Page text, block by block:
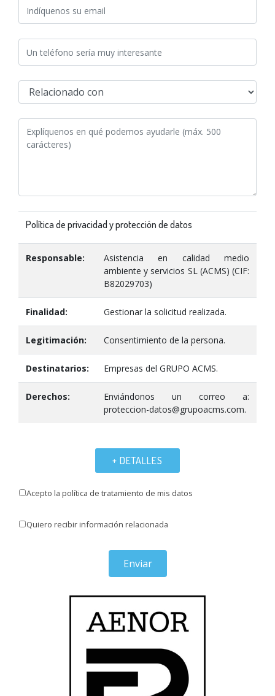
Política de privacidad y protección de datos
Responsable:
Asistencia en calidad medio
ambiente y servicios SL (ACMS) (CIF:
B82029703)
Finalidad: Gestionar la solicitud realizada.
Legitimación: Consentimiento de la persona.
Destinatarios: Empresas del GRUPO ACMS.
Derechos:
Enviándonos un correo a:
proteccion-datos@grupoacms.com.
+ DETALLES
Acepto la política de tratamiento de mis datos
Quiero recibir información relacionada
Enviar